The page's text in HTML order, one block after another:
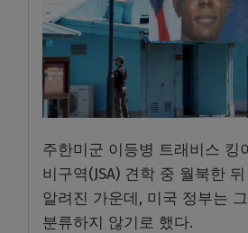
주한미군 이등병 트래비스 킹
비구역(JSA) 견학 중 월북한
알려진 가운데, 미국 정부는
분류하지 않기로 했다.